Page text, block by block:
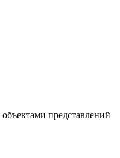
представлений